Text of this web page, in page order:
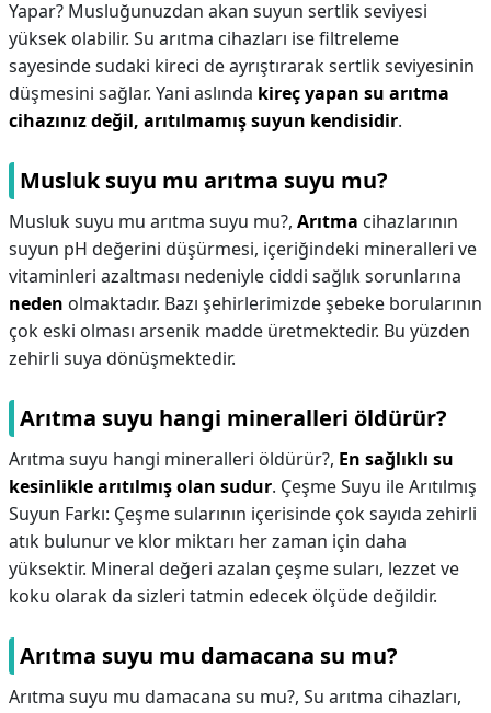
Yapar? Musluğunuzdan akan suyun sertlik seviyesi
yüksek olabilir. Su arıtma cihazları ise filtreleme
sayesinde sudaki kireci de ayrıştırarak sertlik seviyesinin
düşmesini sağlar. Yani aslında kireç yapan su arıtma
cihazınız değil, arıtılmamış suyun kendisidir.
Musluk suyu mu arıtma suyu mu?
Musluk suyu mu arıtma suyu mu?, Arıtma cihazlarının
suyun pH değerini düşürmesi, içeriğindeki mineralleri ve
vitaminleri azaltması nedeniyle ciddi sağlık sorunlarına
neden olmaktadır. Bazı şehirlerimizde şebeke borularının
çok eski olması arsenik madde üretmektedir. Bu yüzden
zehirli suya dönüşmektedir.
Arıtma suyu hangi mineralleri öldürür?
Arıtma suyu hangi mineralleri öldürür?, En sağlıklı su
kesinlikle arıtılmış olan sudur. Çeşme Suyu ile Arıtılmış
Suyun Farkı: Çeşme sularının içerisinde çok sayıda zehirli
atık bulunur ve klor miktarı her zaman için daha
yüksektir. Mineral değeri azalan çeşme suları, lezzet ve
koku olarak da sizleri tatmin edecek ölçüde değildir.
Arıtma suyu mu damacana su mu?
Arıtma suyu mu damacana su mu?, Su arıtma cihazları,